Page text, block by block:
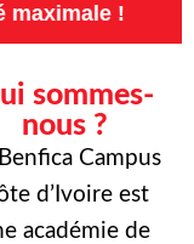
!
sommes-
nous ?
Campus
d’Ivoire est
académie de